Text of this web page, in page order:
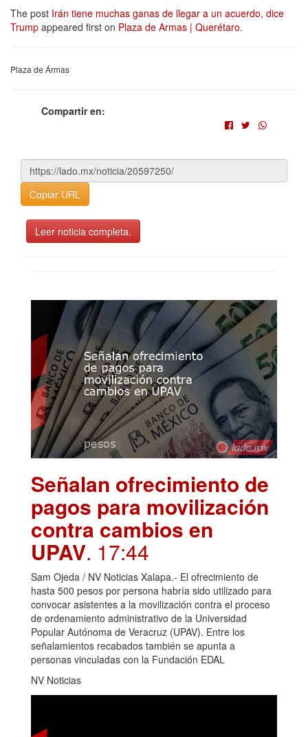
The post Irán tiene muchas ganas de llegar a un acuerdo, dice
Trump appeared first on Plaza de Armas | Querétaro.
Plaza de Ármas
Compartir en:
Copiar URL
Leer noticia completa.
Señalan ofrecimiento de
pagos para movilización
contra cambios en
UPAV. 17:44
Sam Ojeda / NV Noticias Xalapa.- El ofrecimiento de
hasta 500 pesos por persona habría sido utilizado para
convocar asistentes a la movilización contra el proceso
de ordenamiento administrativo de la Universidad
Popular Autónoma de Veracruz (UPAV). Entre los
señalamientos recabados también se apunta a
personas vinculadas con la Fundación EDAL
NV Noticias